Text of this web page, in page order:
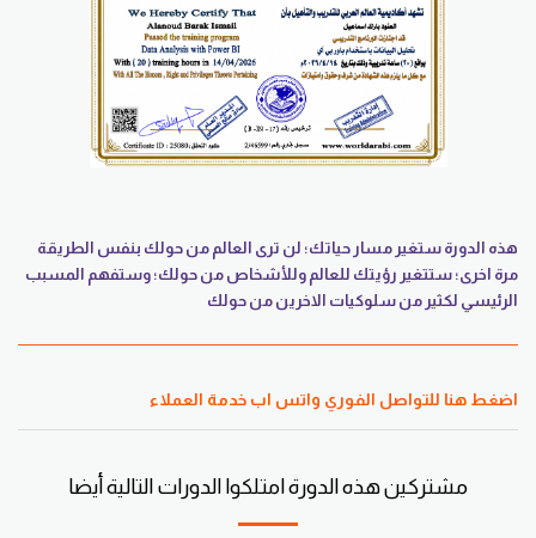
هذه الدورة ستغير مسار حياتك؛ لن ترى العالم من حولك بنفس الطريقة
مرة اخرى؛ ستتغير رؤيتك للعالم وللأشخاص من حولك؛ وستفهم المسبب
الرئيسي لكثير من سلوكيات الاخرين من حولك
اضغط هنا للتواصل الفوري واتس اب خدمة العملاء
مشتركين هذه الدورة امتلكوا الدورات التالية أيضا